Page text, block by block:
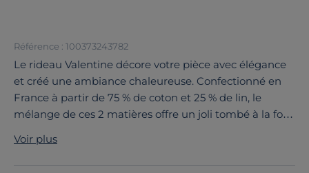
Référence : 100373243782
Le rideau Valentine décore votre pièce avec élégance
et créé une ambiance chaleureuse. Confectionné en
France à partir de 75 % de coton et 25 % de lin, le
mélange de ces 2 matières offre un joli tombé à la fois
tamise votre pièce pour préserver votre intimité tout
en laissant passer la lumière.
Voir plus